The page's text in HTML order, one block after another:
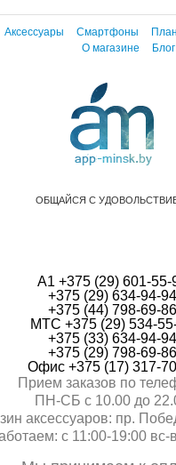
Аксессуары Смартфоны
О магазине
Блог
ОБЩАЙСЯ С
А1 +375 (29) 601-55-
+375 (29) 634-94-94
+375 (44) 798-69-86
МТС +375 (29) 534-
+375 (33) 634-94-94
+375 (29) 798-69-86
Офис +375 (17) 317-
Прием заказов по
ПН-СБ с 10.00 до
аксессуаров: пр.
с 11:00-19:00 вc-